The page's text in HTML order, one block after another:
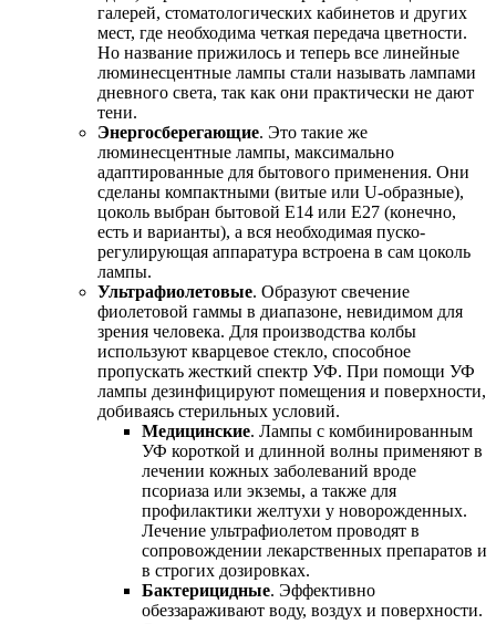
галерей, стоматологических кабинетов и других
мест, где необходима четкая передача цветности.
Но название прижилось и теперь все линейные
люминесцентные лампы стали называть лампами
дневного света, так как они практически не дают
тени.
Энергосберегающие. Это такие же
люминесцентные лампы, максимально
адаптированные для бытового применения. Они
сделаны компактными (витые или U-образные),
цоколь выбран бытовой Е14 или Е27 (конечно,
есть и варианты), а вся необходимая пуско-
регулирующая аппаратура встроена в сам цоколь
лампы.
Ультрафиолетовые. Образуют свечение
фиолетовой гаммы в диапазоне, невидимом для
зрения человека. Для производства колбы
используют кварцевое стекло, способное
пропускать жесткий спектр УФ. При помощи УФ
лампы дезинфицируют помещения и поверхности,
добиваясь стерильных условий.
Медицинские. Лампы с комбинированным
УФ короткой и длинной волны применяют в
лечении кожных заболеваний вроде
псориаза или экземы, а также для
профилактики желтухи у новорожденных.
Лечение ультрафиолетом проводят в
сопровождении лекарственных препаратов и
в строгих дозировках.
Бактерицидные. Эффективно
обеззараживают воду, воздух и поверхности.